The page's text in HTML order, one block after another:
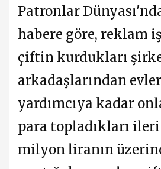
Patronlar
habere göre, reklam
çiftin kurdukları
arkadaşlarından
yardımcıya kadar
para topladıkları
milyon liranın